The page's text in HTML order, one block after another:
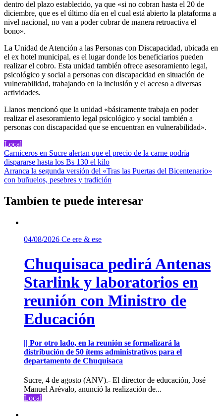
dentro del plazo establecido, ya que «si no cobran hasta el 20 de
diciembre, que es el último día en el cual está abierto la plataforma a
nivel nacional, no van a poder cobrar de manera retroactiva el
bono».
La Unidad de Atención a las Personas con Discapacidad, ubicada en
el ex hotel municipal, es el lugar donde los beneficiarios pueden
realizar el cobro. Esta unidad también ofrece asesoramiento legal,
psicológico y social a personas con discapacidad en situación de
vulnerabilidad, trabajando en la inclusión y el acceso a diversas
actividades.
Llanos mencionó que la unidad «básicamente trabaja en poder
realizar el asesoramiento legal psicológico y social también a
personas con discapacidad que se encuentran en vulnerabilidad».
Local
Navegación
de
entradas
Carniceros en Sucre alertan que el precio de la carne podría
dispararse hasta los Bs 130 el kilo
Arranca la segunda versión del «Tras las Puertas del Bicentenario»
con buñuelos, pesebres y tradición
Tambíen te puede interesar
04/08/2026 Ce ere & ese
Chuquisaca pedirá Antenas
Starlink y laboratorios en
reunión con Ministro de
Educación
|| Por otro lado, en la reunión se formalizará la
distribución de 50 ítems administrativos para el
departamento de Chuquisaca
Sucre, 4 de agosto (ANV).- El director de educación, José
Manuel Arévalo, anunció la realización de...
Local